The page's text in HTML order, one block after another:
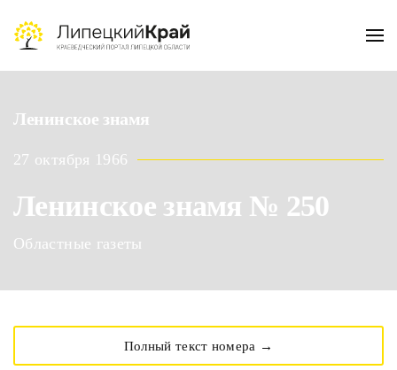
Skip to main content
Ленинское знамя
27 октября 1966
Ленинское знамя № 250
Областные газеты
Полный текст номера →